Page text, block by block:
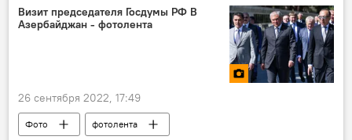
Председатель Государственной Думы РФ Вячеслав Володин
визит
Визит председателя Госдумы РФ В
Азербайджан - фотолента
26 сентября 2022, 17:49
Фото
фотолента